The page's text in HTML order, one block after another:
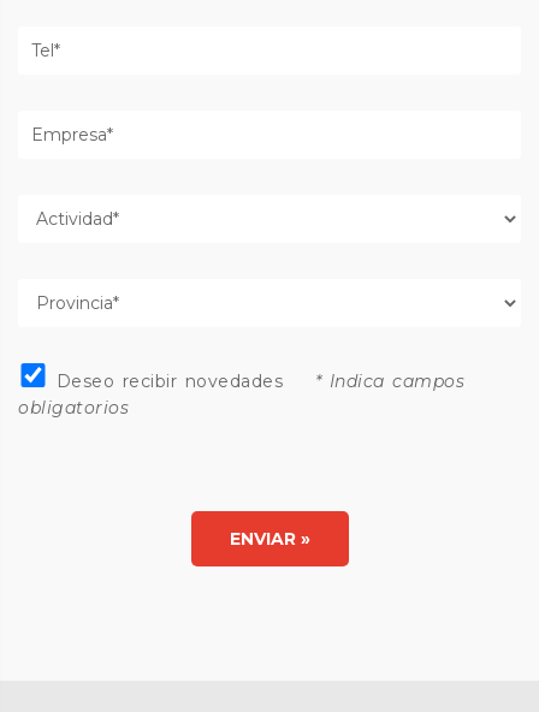
Teléfono
Empresa
Actividad
Provincia
Deseo recibir novedades
Deseo recibir novedades
* Indica campos
obligatorios
ENVIAR »